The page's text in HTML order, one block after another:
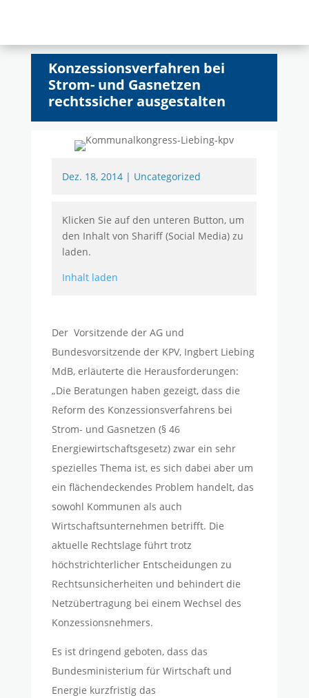
Konzessionsverfahren bei
Strom- und Gasnetzen
rechtssicher ausgestalten
Dez. 18, 2014| Uncategorized
Klicken Sie auf den unteren Button, um
den Inhalt von Shariff (Social Media) zu
laden.
Inhalt laden
Der Vorsitzende der AG und
Bundesvorsitzende der KPV, Ingbert Liebing
MdB, erläuterte die Herausforderungen:
„Die Beratungen haben gezeigt, dass die
Reform des Konzessionsverfahrens bei
Strom- und Gasnetzen (§ 46
Energiewirtschaftsgesetz) zwar ein sehr
spezielles Thema ist, es sich dabei aber um
ein flächendeckendes Problem handelt, das
sowohl Kommunen als auch
Wirtschaftsunternehmen betrifft. Die
aktuelle Rechtslage führt trotz
höchstrichterlicher Entscheidungen zu
Rechtsunsicherheiten und behindert die
Netzübertragung bei einem Wechsel des
Konzessionsnehmers.
Es ist dringend geboten, dass das
Bundesministerium für Wirtschaft und
Energie kurzfristig das